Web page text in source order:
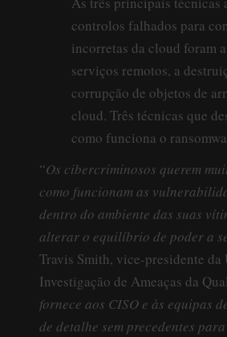
controlos falhados para
incorretas da cloud foram
serviços remotos, a
corrupção de objetos de
cloud. Três técnicas que
como funciona o
“Os cibercriminosos querem
como funcionam as
dentro do ambiente das suas
alterar o equilíbrio de poder a
Travis Smith, vice-presidente da
Investigação de Ameaças da
fornece aos CISO e às equipas
de detalhe sem precedentes